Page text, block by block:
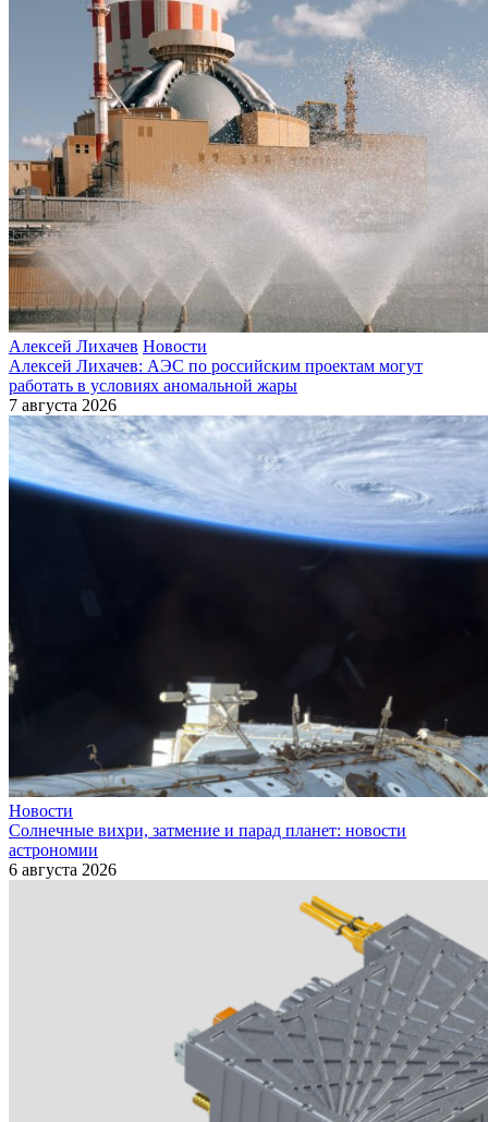
Алексей Лихачев Новости
Алексей Лихачев: АЭС по российским проектам могут
работать в условиях аномальной жары
7 августа 2026
Новости
Солнечные вихри, затмение и парад планет: новости
астрономии
6 августа 2026